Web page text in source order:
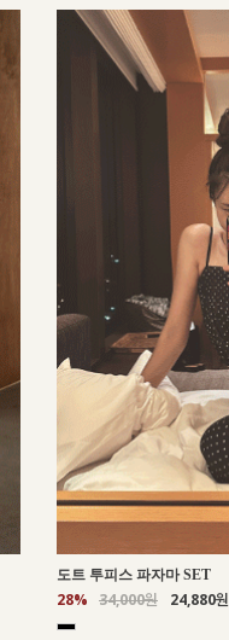
도트 투피스 파자마 SET
28% 34,000원 24,880원